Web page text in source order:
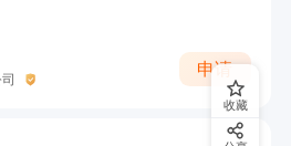
申请
收藏